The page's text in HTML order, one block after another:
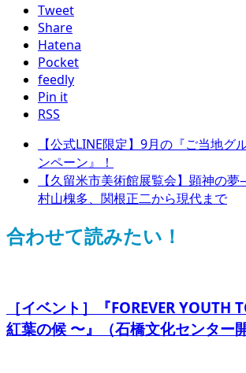
Tweet
Share
Hatena
Pocket
feedly
Pin it
RSS
【公式LINE限定】9月の『ご当地グ
ンペーン』！
【久留米市美術館展覧会】顕神の
村山槐多、関根正二から現代まで
合わせて読みたい！
［イベント］『FOREVER YOUTH
紅葉の候 〜』（石橋文化センター